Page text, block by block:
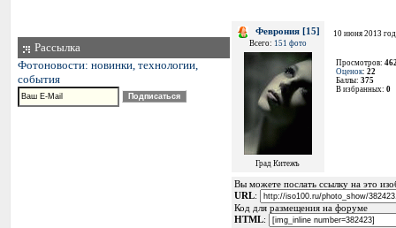
Рассылка
Фотоновости: новинки, технологии,
события
Феврония [15]
Всего: 151 фото
Град Китежъ
10 июня 2013
Просмотров:
Оценок: 22
Баллы: 375
В избранных: 0
Вы можете послать ссылку на это
URL:
Код для размещения на форуме
HTML: